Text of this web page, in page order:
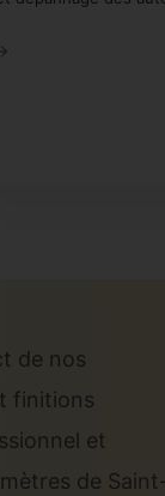
de nos
finitions
et
de